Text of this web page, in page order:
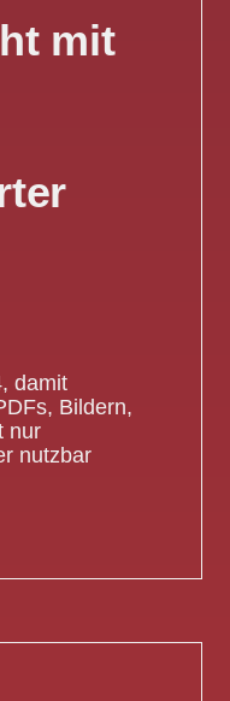
mit
damit
Bildern,
nur
nutzbar